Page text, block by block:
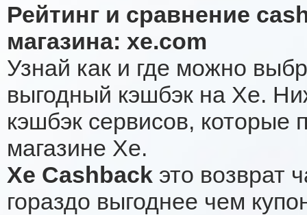
Рейтинг и сравнение
магазина: xe.com
Узнай как и где можно
выгодный кэшбэк на Xe.
кэшбэк сервисов, которые
магазине Xe.
Xe Cashback это возврат
гораздо выгоднее чем